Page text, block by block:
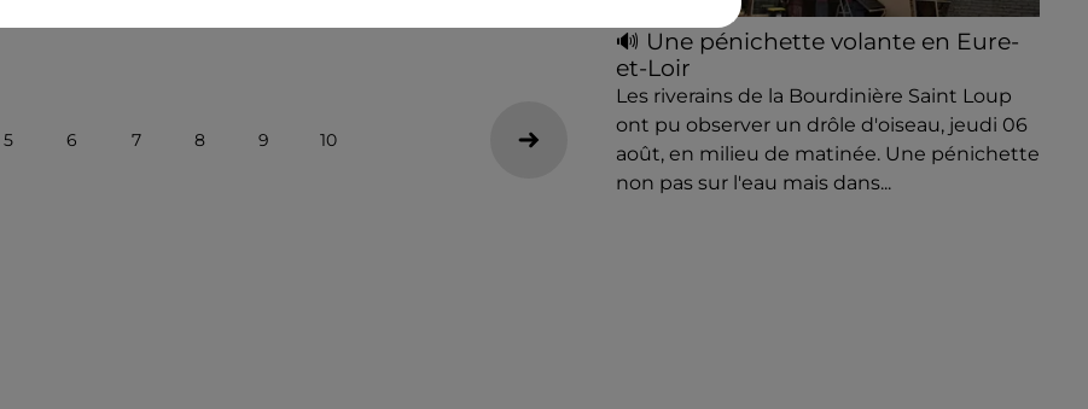
5 6 7 8 9 10
🔊 Une pénichette volante en Eure-
et-Loir
Les riverains de la Bourdinière Saint Loup
ont pu observer un drôle d'oiseau, jeudi 06
août, en milieu de matinée. Une pénichette
non pas sur l'eau mais dans...